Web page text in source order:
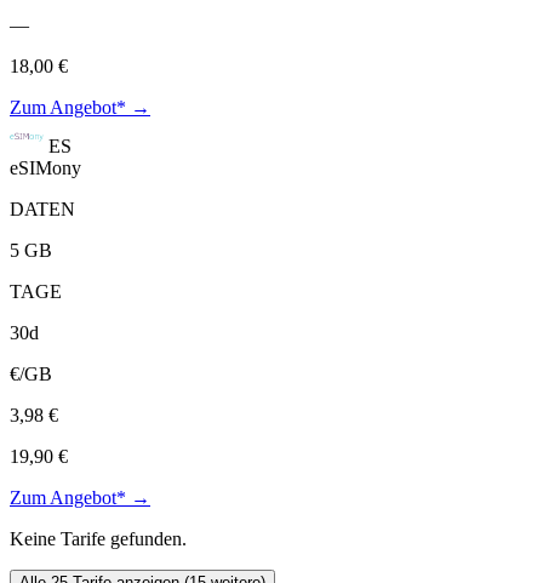
—
18,00 €
Zum Angebot* →
ES
eSIMony
DATEN
5 GB
TAGE
30d
€/GB
3,98 €
19,90 €
Zum Angebot* →
Keine Tarife gefunden.